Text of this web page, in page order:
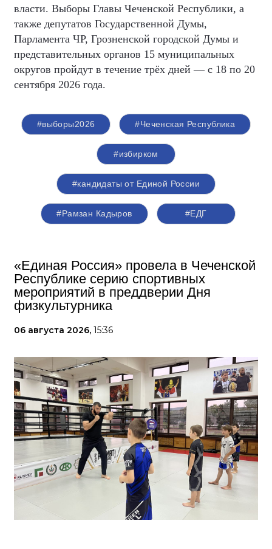
власти. Выборы Главы Чеченской Республики, а
также депутатов Государственной Думы,
Парламента ЧР, Грозненской городской Думы и
представительных органов 15 муниципальных
округов пройдут в течение трёх дней — с 18 по 20
сентября 2026 года.
#выборы2026 #Чеченская Республика
#избирком
#кандидаты от Единой России
#Рамзан Кадыров #ЕДГ
«Единая Россия» провела в Чеченской
Республике серию спортивных
мероприятий в преддверии Дня
физкультурника
06 августа 2026, 15:36